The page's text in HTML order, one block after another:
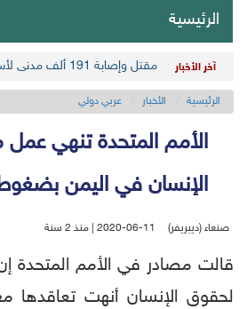
الرئيسية
آخر الأخبار مقتل وإصابة 191 ألف مدني لأسباب مباشرة وغير مباشرة في أحدث حصيلة حوثية
الرئيسية الأخبار عربي دولي
الأمم المتحدة تنهي
الإنسان في اليمن
صنعاء (ديبريفر) 2020-06-11 | منذ 2 سنة
قالت مصادر في الأمم المتحدة
لحقوق الإنسان أنهت تعاقدها